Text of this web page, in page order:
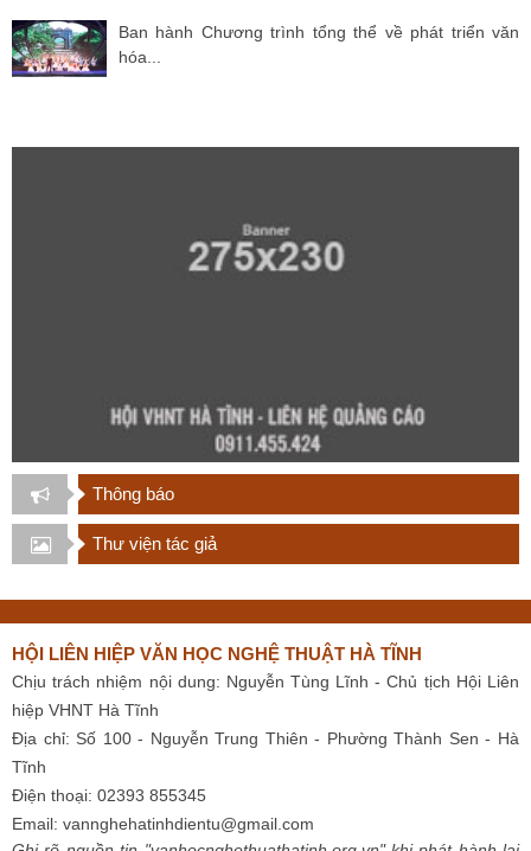
Ban hành Chương trình tổng thể về phát triển văn
hóa...
Thông báo
Thư viện tác giả
HỘI LIÊN HIỆP VĂN HỌC NGHỆ THUẬT HÀ TĨNH
Chịu trách nhiệm nội dung: Nguyễn Tùng Lĩnh - Chủ tịch Hội Liên
hiệp VHNT Hà Tĩnh
Địa chỉ: Số 100 - Nguyễn Trung Thiên - Phường Thành Sen - Hà
Tĩnh
Điện thoại: 02393 855345
Email: vannghehatinhdientu@gmail.com